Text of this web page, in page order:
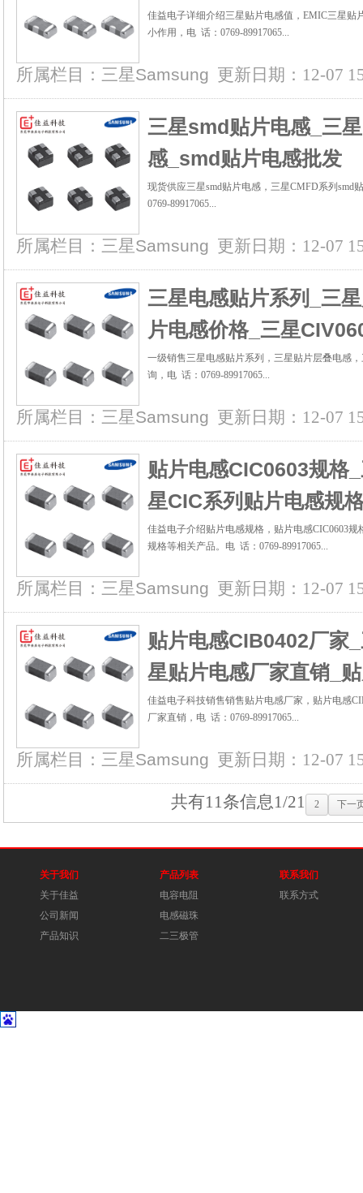
佳益电子详细介绍三星贴片电感值，EMIC三星贴
小作用，电 话：0769-89917065...
所属栏目： 三星Samsung 更新日期：12-07
三星smd贴片电感_三
感_smd贴片电感批发
现货供应三星smd贴片电感，三星CMFD系列smd
0769-89917065...
所属栏目： 三星Samsung 更新日期：12-07
三星电感贴片系列_三
片电感价格_三星
一级销售三星电感贴片系列，三星贴片层叠电感
询，电 话：0769-89917065...
所属栏目： 三星Samsung 更新日期：12-07
贴片电感CIC0603规格
星CIC系列贴片电感规
佳益电子介绍贴片电感规格，贴片电感CIC0603
规格等相关产品。电 话：0769-89917065...
所属栏目： 三星Samsung 更新日期：12-07
贴片电感CIB0402厂家
星贴片电感厂家直销_
佳益电子科技销售销售贴片电感厂家，贴片电感
厂家直销，电 话：0769-89917065...
所属栏目： 三星Samsung 更新日期：12-07
共有11条信息1/21 2 下一
关于我们
关于佳益
公司新闻
产品知识
产品列表
电容电阻
电感磁珠
二三极管
联系我们
联系方式